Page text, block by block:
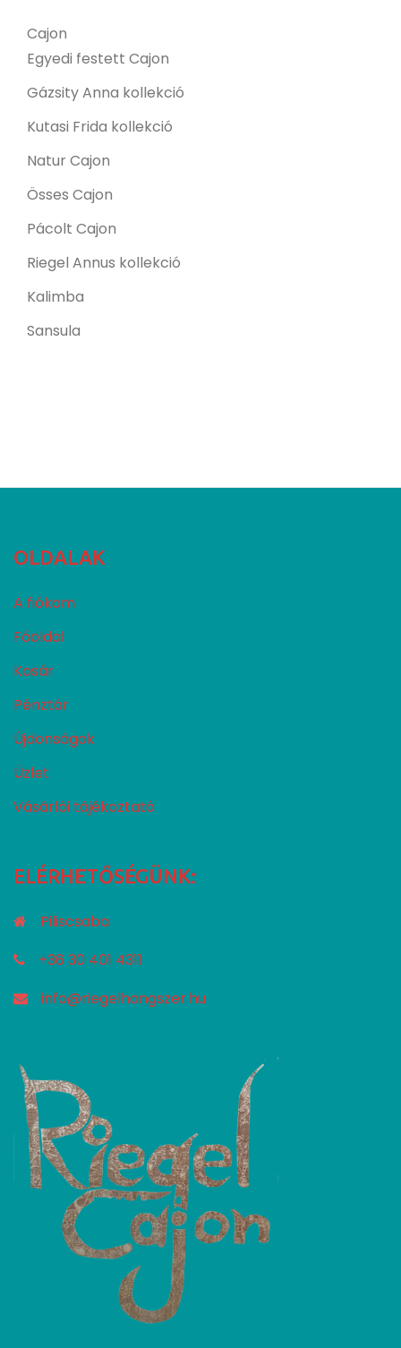
Cajon
Egyedi festett Cajon
Gázsity Anna kollekció
Kutasi Frida kollekció
Natur Cajon
Össes Cajon
Pácolt Cajon
Riegel Annus kollekció
Kalimba
Sansula
OLDALAK
A fiókom
Főoldal
Kosár
Pénztár
Újdonságok
Üzlet
Vásárlói tájékoztató
ELÉRHETŐSÉGÜNK:
Piliscsaba
+36 30 401 4311
info@riegelhangszer.hu